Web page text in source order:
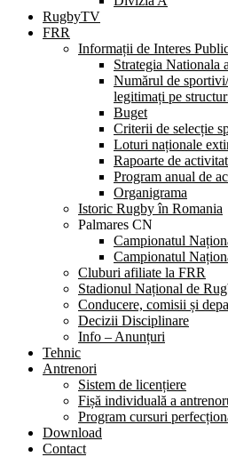
RugbyTV
FRR
Informații de Interes
Strategia Nationala
Numărul de
legitimați pe
Buget
Criterii de selecție
Loturi naționale
Rapoarte de
Program anual de
Organigrama
Istoric Rugby în Romania
Palmares CN
Campionatul
Campionatul
Cluburi afiliate la FRR
Stadionul Național de
Conducere, comisii și
Decizii Disciplinare
Info – Anunțuri
Tehnic
Antrenori
Sistem de licențiere
Fișă individuală a
Program cursuri
Download
Contact